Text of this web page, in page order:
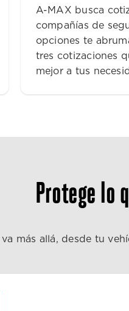
A-MAX busca
compañías de
opciones te
tres cotizaciones
mejor a tus
Protege lo
más allá, desde tu